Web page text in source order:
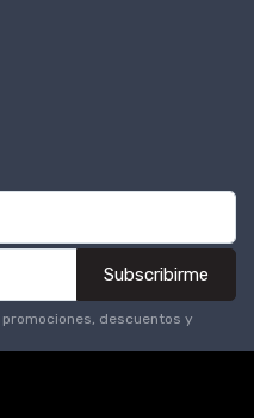
Subscribirme
descuentos y